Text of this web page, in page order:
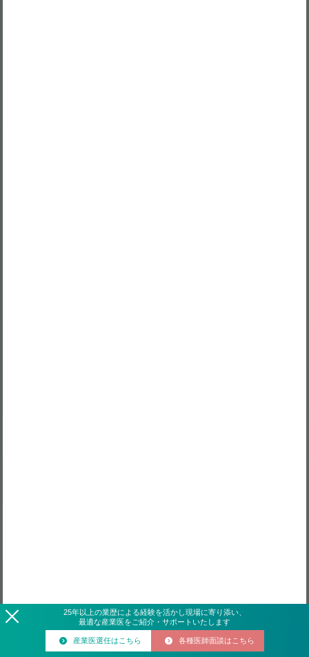
25年以上の業歴による経験を活かし現場に寄り添い、
最適な産業医をご紹介・サポートいたします
産業医選任はこちら 各種医師面談はこちら